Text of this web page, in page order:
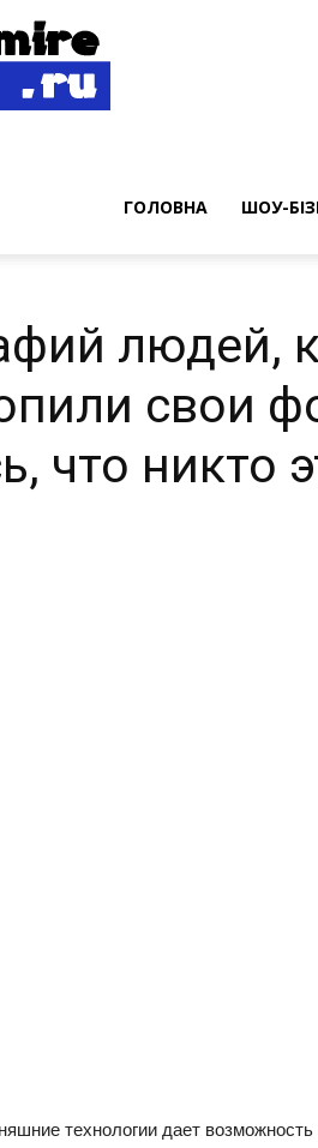
ГОЛОВНА ШОУ-
людей,
свои
что никто
технологии дает